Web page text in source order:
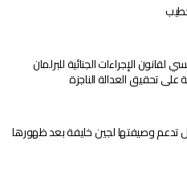
لقانون الإجراءات الجنائية للبرلمان
تحقيق العدالة الناجزة
وصيفتها لجين خليفة بعد ظهورها